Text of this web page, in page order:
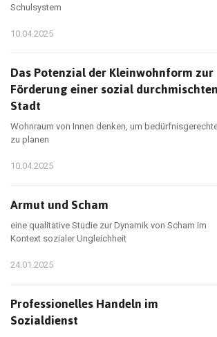
Schulsystem
10.04.2025
Das Potenzial der Kleinwohnform zur
Förderung einer sozial durchmischten
Stadt
Wohnraum von Innen denken, um
zu planen
10.04.2025
Armut und Scham
eine qualitative Studie zur Dynamik von Scham im
Kontext sozialer Ungleichheit
24.01.2025
Professionelles Handeln im
Sozialdienst